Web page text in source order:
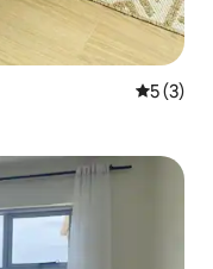
5 de
5 (3)